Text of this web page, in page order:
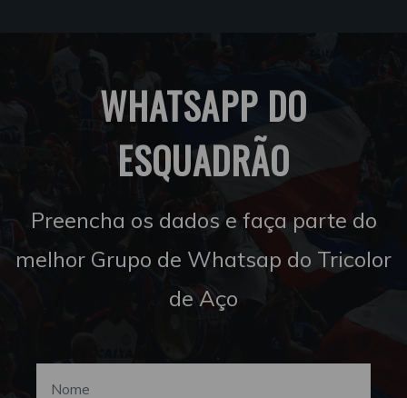
WHATSAPP DO
ESQUADRÃO
Preencha os dados e faça parte do
melhor Grupo de Whatsap do Tricolor
de Aço